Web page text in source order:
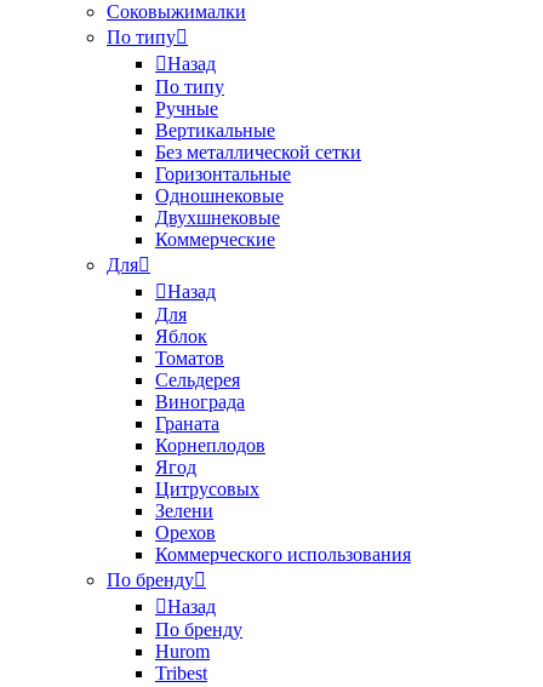
Соковыжималки
По типу
Назад
По типу
Ручные
Вертикальные
Без металлической сетки
Горизонтальные
Одношнековые
Двухшнековые
Коммерческие
Для
Назад
Для
Яблок
Томатов
Cельдерея
Винограда
Граната
Корнеплодов
Ягод
Цитрусовых
Зелени
Орехов
Коммерческого использования
По бренду
Назад
По бренду
Hurom
Tribest